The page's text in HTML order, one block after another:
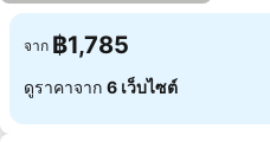
จาก ฿1,785
ดูราคาจาก 6 เว็บไซต์